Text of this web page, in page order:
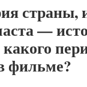
страны,
—
фильме?